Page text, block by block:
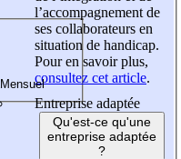
l’accompagnement de
ses collaborateurs en
situation de handicap.
Pour en savoir plus,
consultez cet article.
Entreprise adaptée
Qu'est-ce qu'une
entreprise adaptée
?